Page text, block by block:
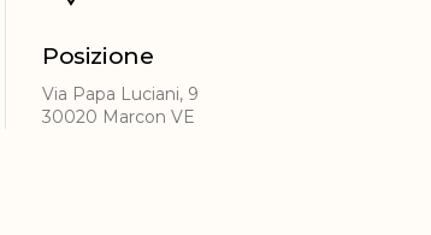
Posizione
Via Papa Luciani, 9
30020 Marcon VE